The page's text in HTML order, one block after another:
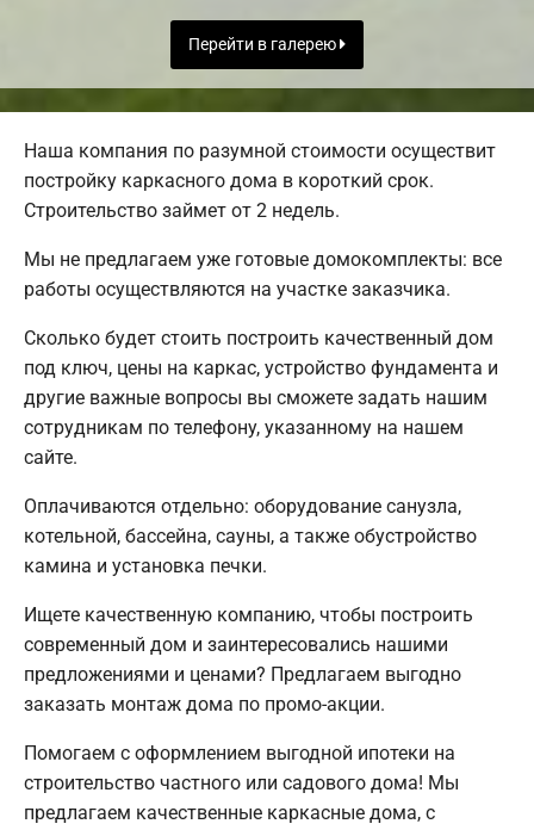
Перейти в галерею
Наша компания по разумной стоимости осуществит
постройку каркасного дома в короткий срок.
Строительство займет от 2 недель.
Мы не предлагаем уже готовые домокомплекты: все
работы осуществляются на участке заказчика.
Сколько будет стоить построить качественный дом
под ключ, цены на каркас, устройство фундамента и
другие важные вопросы вы сможете задать нашим
сотрудникам по телефону, указанному на нашем
сайте.
Оплачиваются отдельно: оборудование санузла,
котельной, бассейна, сауны, а также обустройство
камина и установка печки.
Ищете качественную компанию, чтобы построить
современный дом и заинтересовались нашими
предложениями и ценами? Предлагаем выгодно
заказать монтаж дома по промо-акции.
Помогаем с оформлением выгодной ипотеки на
строительство частного или садового дома! Мы
предлагаем качественные каркасные дома, с